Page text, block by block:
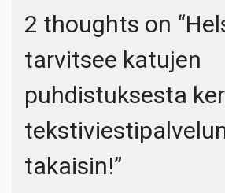
2 thoughts on “
tarvitsee katujen
puhdistuksesta
takaisin!”